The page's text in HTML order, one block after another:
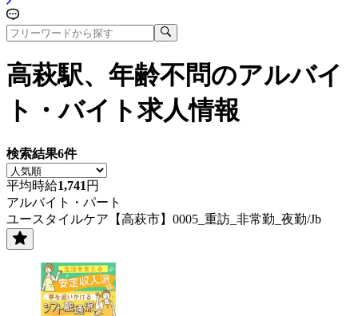
高萩駅、年齢不問のアルバイ
ト・バイト求人情報
検索結果6件
平均時給1,741 円
アルバイト・パート
ユースタイルケア【高萩市】0005_重訪_非常勤_夜勤/Jb